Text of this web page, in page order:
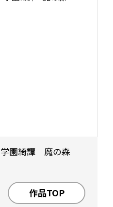
学園綺譚 魔の森
作品TOP